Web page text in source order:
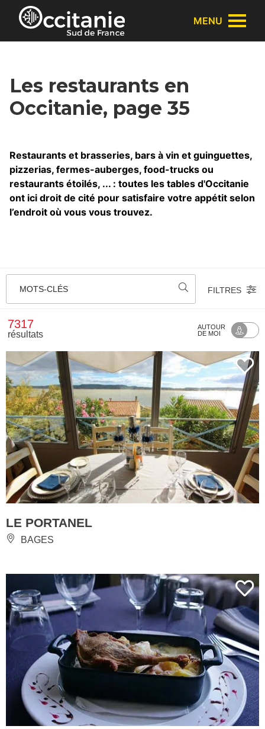
Panneau de gestion des cookies
MENU
Les restaurants en
Occitanie, page 35
Restaurants et brasseries, bars à vin et guinguettes,
pizzerias, fermes-auberges, food-trucks ou
restaurants étoilés, ... : toutes les tables d'Occitanie
ont ici droit de cité pour satisfaire votre appétit selon
l’endroit où vous vous trouvez.
MOTS-CLÉS FILTRES
7317
résultats
AUTOUR
DE MOI
LE PORTANEL
BAGES